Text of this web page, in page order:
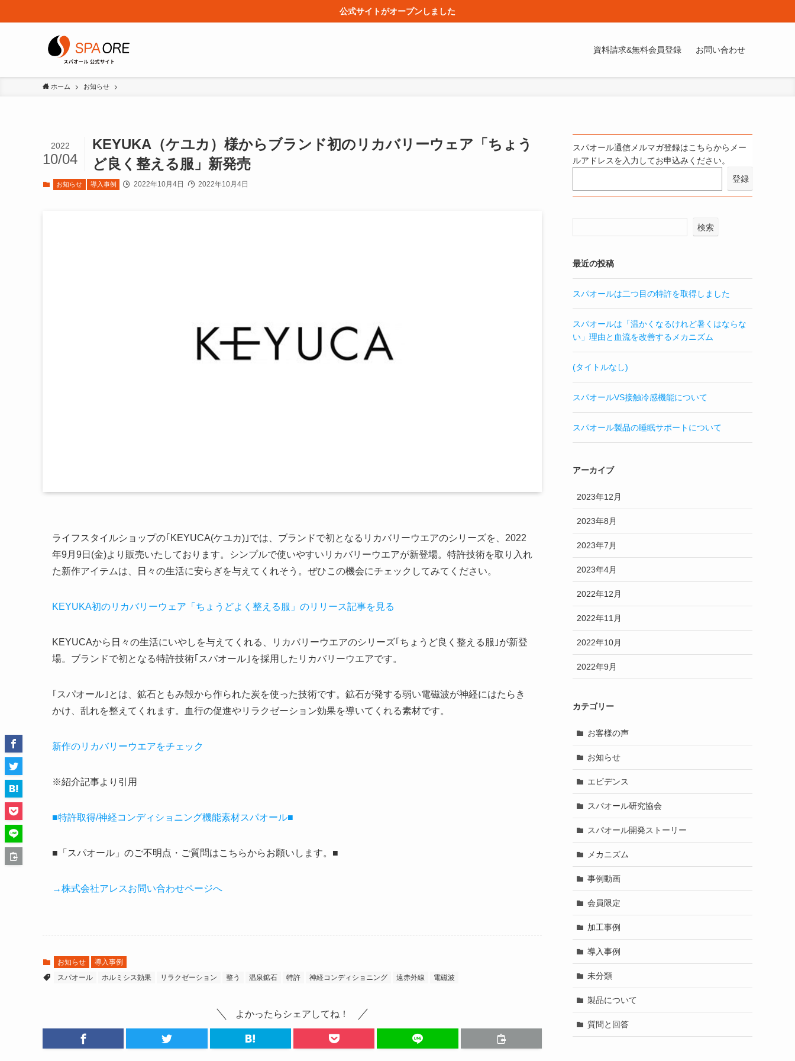
公式サイトがオープンしました
資料請求&無料会員登録 お問い合わせ
ホーム お知らせ
KEYUKA（ケユカ）様からブランド初のリカバリーウェア「ちょう
ど良く整える服」新発売
2022
10/04
お知らせ 導入事例 2022年10月4日 2022年10月4日
ライフスタイルショップの｢KEYUCA(ケユカ)｣では、ブランドで初となるリカバリーウエアのシリーズを、2022
年9月9日(金)より販売いたしております。シンプルで使いやすいリカバリーウエアが新登場。特許技術を取り入れ
た新作アイテムは、日々の生活に安らぎを与えてくれそう。ぜひこの機会にチェックしてみてください。
KEYUKA初のリカバリーウェア「ちょうどよく整える服」のリリース記事を見る
KEYUCAから日々の生活にいやしを与えてくれる、リカバリーウエアのシリーズ｢ちょうど良く整える服｣が新登
場。ブランドで初となる特許技術｢スパオール｣を採用したリカバリーウエアです。
｢スパオール｣とは、鉱石ともみ殻から作られた炭を使った技術です。鉱石が発する弱い電磁波が神経にはたらき
かけ、乱れを整えてくれます。血行の促進やリラクゼーション効果を導いてくれる素材です。
新作のリカバリーウエアをチェック
※紹介記事より引用
■特許取得/神経コンディショニング機能素材スパオール■
■「スパオール」のご不明点・ご質問はこちらからお願いします。■
→株式会社アレスお問い合わせページへ
お知らせ
導入事例
スパオール
ホルミシス効果 リラクゼーション 整う 温泉鉱石 特許 神経コンディショニング 遠赤外線 電磁波
よかったらシェアしてね！
スパオール通信メルマガ登録はこちらからメー
ルアドレスを入力してお申込みください。
検索
最近の投稿
スパオールは二つ目の特許を取得しました
スパオールは「温かくなるけれど暑くはならな
い」理由と血流を改善するメカニズム
(タイトルなし)
スパオールVS接触冷感機能について
スパオール製品の睡眠サポートについて
アーカイブ
2023年12月
2023年8月
2023年7月
2023年4月
2022年12月
2022年11月
2022年10月
2022年9月
カテゴリー
お客様の声
お知らせ
エビデンス
スパオール研究協会
スパオール開発ストーリー
メカニズム
事例動画
会員限定
加工事例
導入事例
未分類
製品について
質問と回答